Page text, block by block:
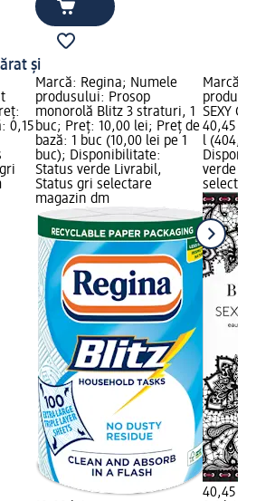
și
0,15
Marcă: Regina; Numele
produsului: Prosop
monorolă Blitz 3 straturi, 1
buc; Preț: 10,00 lei; Preț de
bază: 1 buc (10,00 lei pe 1
buc); Disponibilitate:
Status verde Livrabil,
Status gri selectare
magazin dm
Marcă:
SEXY
40,45
l
verde
40,45 lei